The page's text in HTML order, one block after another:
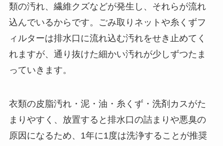
類の汚れ、繊維クズなどが発生し、それらが流れ
込んでいるからです。ごみ取りネットや糸くずフ
ィルターは排水口に流れ込む汚れをせき止めてく
れますが、通り抜けた細かい汚れが少しずつたま
っていきます。
衣類の皮脂汚れ・泥・油・糸くず・洗剤カスがた
まりやすく、放置すると排水口の詰まりや悪臭の
原因になるため、1年に1度は洗浄することが推奨